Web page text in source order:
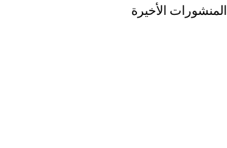
المنشورات الأخيرة